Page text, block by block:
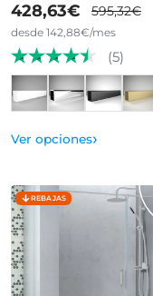
428,63€ 595,32€
desde 142,88€/mes
(5)
Ver opciones›
REBAJAS